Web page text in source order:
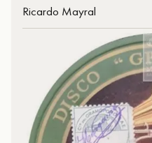
Ricardo Mayral